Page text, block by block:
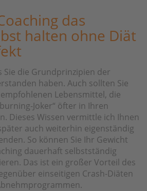
das
halten ohne Diät
Sie die Grundprinzipien der
haben. Auch sollten Sie
Lebensmittel, die
Joker“ öfter in Ihren
Dieses Wissen vermittle ich Ihnen
auch weiterhin eigenständig
So können Sie Ihr Gewicht
dauerhaft selbstständig
Das ist ein großer Vorteil des
einseitigen Crash-Diäten